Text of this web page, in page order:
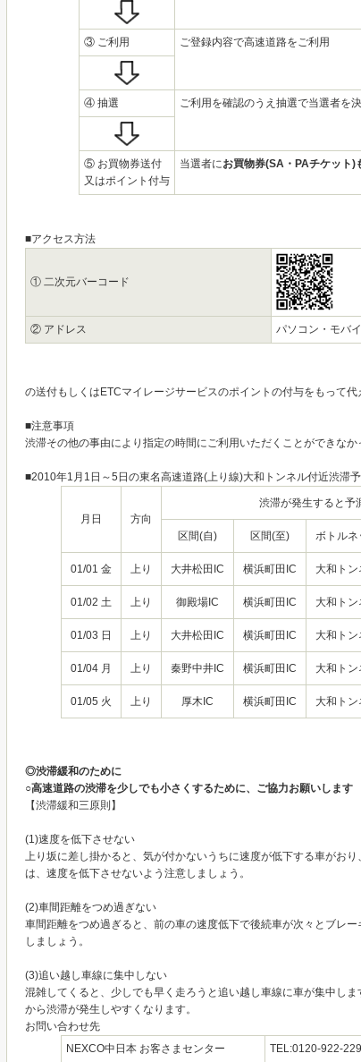
③ ご利用 ご登録内容で高速道路をご利用
④ 抽選 ご利用を確認のうえ抽選で当選者を
⑤ お買物券送付
又はポイント付与
当選者にお買物券(SA・PAチケット)
■アクセス方法
① 二次元バーコード
② アドレス パソコン・モバ
の送付もしくはETCマイレージサービスのポイントの付与をもって代
■注意事項
渋滞その他の事由により指定の時間にご利用いただくことができな
■2010年1月1日～5日の東名高速道路(上り線)大和トンネル付近渋滞
月日 方向
渋滞が発生すると予
区間(自) 区間(至) ボトルネ
01/01 金 上り 大井松田IC 横浜町田IC 大和トン
01/02 土 上り 御殿場IC 横浜町田IC 大和トン
01/03 日 上り 大井松田IC 横浜町田IC 大和トン
01/04 月 上り 秦野中井IC 横浜町田IC 大和トン
01/05 火 上り 厚木IC 横浜町田IC 大和トン
◎渋滞緩和のために
○高速道路の渋滞を少しでも小さくするために、ご協力お願いします
【渋滞緩和三原則】
(1)速度を低下させない
上り坂に差し掛かると、気が付かないうちに速度が低下する車がお
は、速度を低下させないよう注意しましょう。
(2)車間距離をつめ過ぎない
車間距離をつめ過ぎると、前の車の速度低下で後続車が次々とブレ
しましょう。
(3)追い越し車線に集中しない
混雑してくると、少しでも早く走ろうと追い越し車線に車が集中し
から渋滞が発生しやすくなります。
お問い合わせ先
NEXCO中日本 お客さまセンター
TEL:0120-922-